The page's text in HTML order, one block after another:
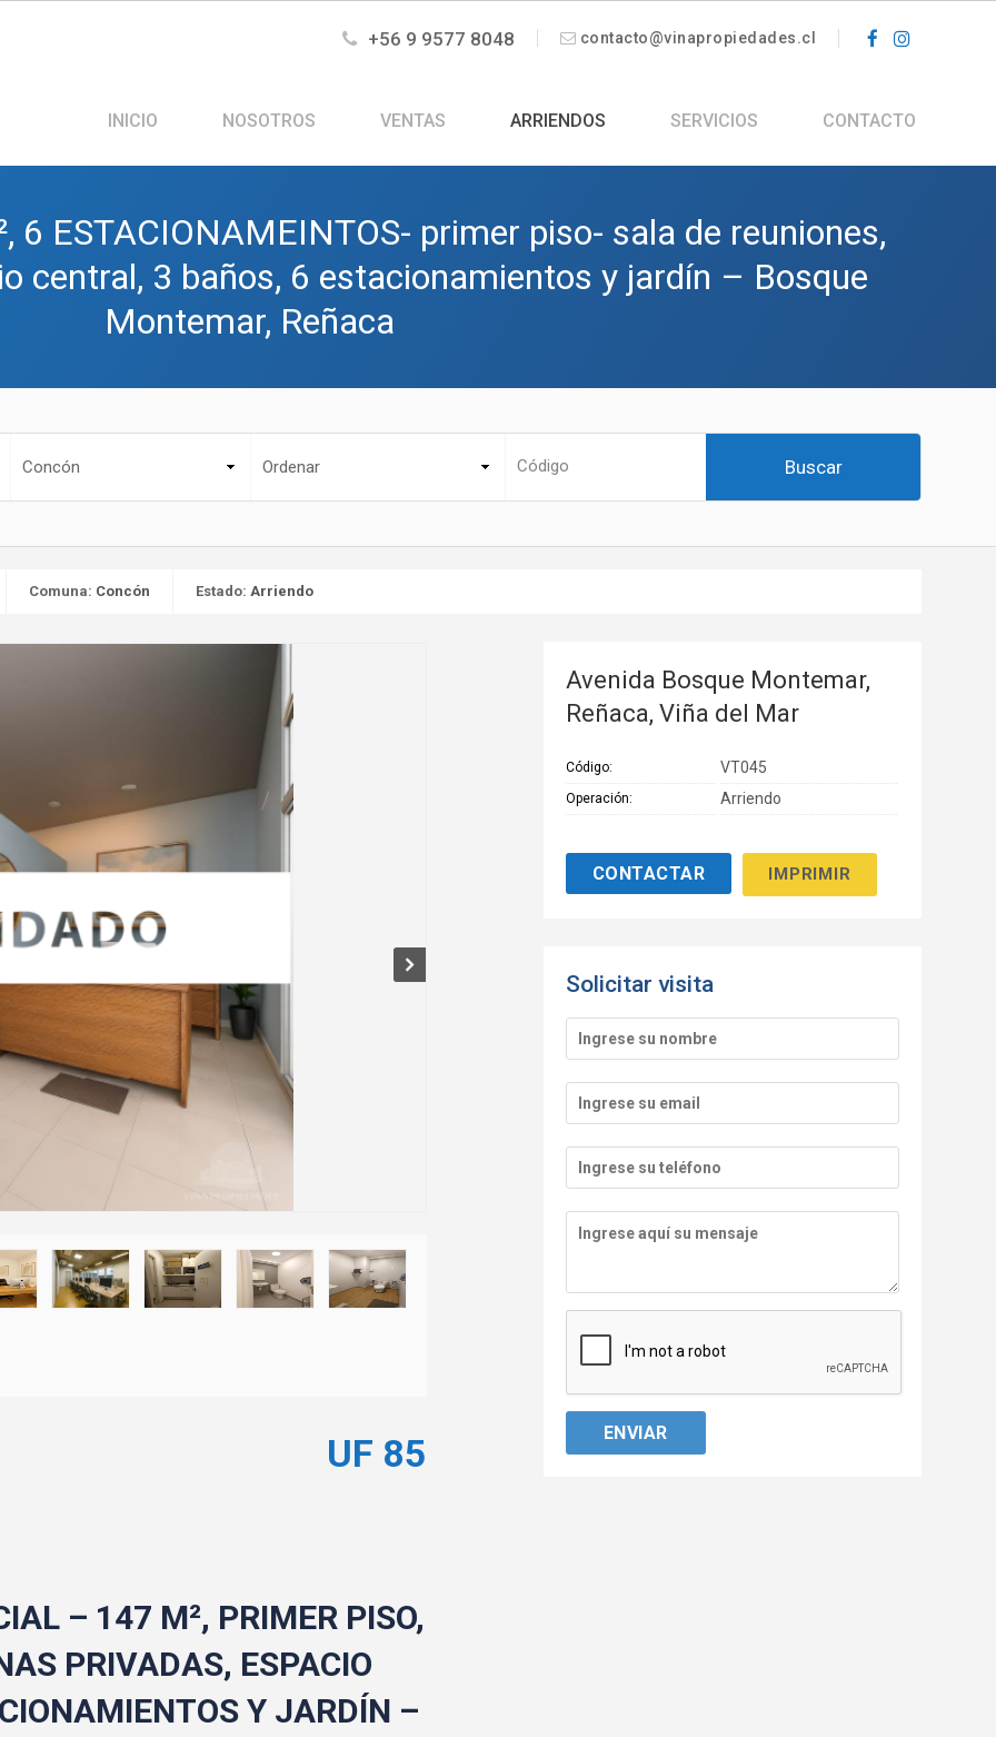
+56 9 9577 8048 contacto@vinapropiedades.cl
INICIO NOSOTROS VENTAS ARRIENDOS SERVICIOS CONTACTO
6 ESTACIONAMEINTOS- primer piso- sala de reuniones,
central, 3 baños, 6 estacionamientos y jardín – Bosque
Montemar, Reñaca
Comuna: Concón Estado: Arriendo
UF 85
– 147 M², PRIMER PISO,
PRIVADAS, ESPACIO
Y JARDÍN –
Avenida Bosque Montemar,
Reñaca, Viña del Mar
Código: VT045
Operación: Arriendo
IMPRIMIR
Solicitar visita